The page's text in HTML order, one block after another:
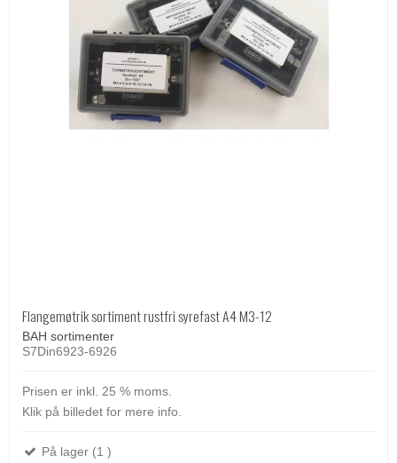
Flangemøtrik sortiment rustfri syrefast A4 M3-12
BAH sortimenter
S7Din6923-6926
Prisen er inkl. 25 % moms.
Klik på billedet for mere info.
På lager (1 )